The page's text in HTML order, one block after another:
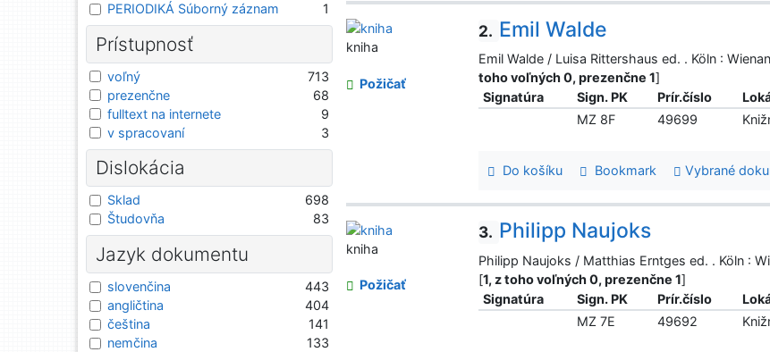
2. Emil Walde
Emil Walde / Luisa Rittershaus ed. . Köln :
toho voľných 0, prezenčne 1]
Signatúra
Sign. PK Prír.číslo
MZ 8F
49699
Do košíku Bookmark Vybrané
kniha
Požičať
3. Philipp Naujoks
Philipp Naujoks / Matthias Erntges ed. . Köln :
[1, z toho voľných 0, prezenčne 1]
Signatúra
Sign. PK Prír.číslo
MZ 7E
49692
kniha
Požičať
PERIODIKÁ Súborný záznam
1
Prístupnosť
voľný
713
prezenčne
68
fulltext na internete
9
v spracovaní
3
Dislokácia
Sklad
698
Študovňa
83
Jazyk dokumentu
slovenčina
443
angličtina
404
čeština
141
nemčina
133